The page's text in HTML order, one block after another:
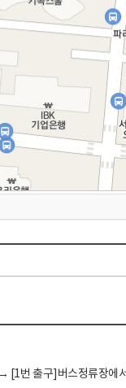
번 출구]버스정류장에